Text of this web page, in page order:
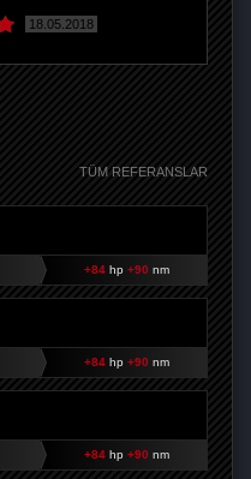
18.05.2018
TÜM REFERANSLAR
+84hp +90 nm
+84hp +90 nm
+84hp +90 nm